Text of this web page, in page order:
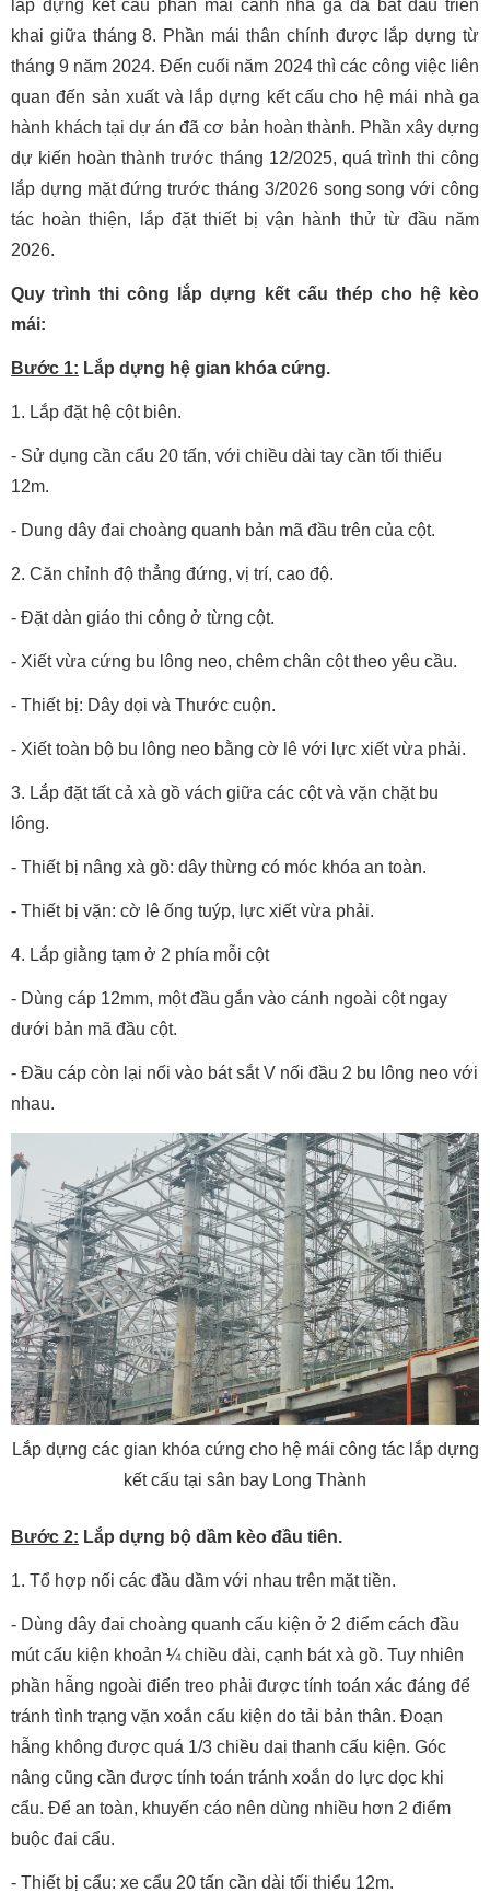
lắp dựng kết cấu phần mái cánh nhà ga đã bắt đầu triển
khai giữa tháng 8. Phần mái thân chính được lắp dựng từ
tháng 9 năm 2024. Đến cuối năm 2024 thì các công việc liên
quan đến sản xuất và lắp dựng kết cấu cho hệ mái nhà ga
hành khách tại dự án đã cơ bản hoàn thành. Phần xây dựng
dự kiến hoàn thành trước tháng 12/2025, quá trình thi công
lắp dựng mặt đứng trước tháng 3/2026 song song với công
tác hoàn thiện, lắp đặt thiết bị vận hành thử từ đầu năm
2026.
Quy trình thi công lắp dựng kết cấu thép cho hệ kèo
mái:
Bước 1: Lắp dựng hệ gian khóa cứng.
1. Lắp đặt hệ cột biên.
- Sử dụng cần cẩu 20 tấn, với chiều dài tay cần tối thiểu
12m.
- Dung dây đai choàng quanh bản mã đầu trên của cột.
2. Căn chỉnh độ thẳng đứng, vị trí, cao độ.
- Đặt dàn giáo thi công ở từng cột.
- Xiết vừa cứng bu lông neo, chêm chân cột theo yêu cầu.
- Thiết bị: Dây dọi và Thước cuộn.
- Xiết toàn bộ bu lông neo bằng cờ lê với lực xiết vừa phải.
3. Lắp đặt tất cả xà gồ vách giữa các cột và vặn chặt bu
lông.
- Thiết bị nâng xà gồ: dây thừng có móc khóa an toàn.
- Thiết bị vặn: cờ lê ống tuýp, lực xiết vừa phải.
4. Lắp giằng tạm ở 2 phía mỗi cột
- Dùng cáp 12mm, một đầu gắn vào cánh ngoài cột ngay
dưới bản mã đầu cột.
- Đầu cáp còn lại nối vào bát sắt V nối đầu 2 bu lông neo với
nhau.
Lắp dựng các gian khóa cứng cho hệ mái công tác lắp dựng
kết cấu tại sân bay Long Thành
Bước 2: Lắp dựng bộ dầm kèo đầu tiên.
1. Tổ hợp nối các đầu dầm với nhau trên mặt tiền.
- Dùng dây đai choàng quanh cấu kiện ở 2 điểm cách đầu
mút cấu kiện khoản ¼ chiều dài, cạnh bát xà gồ. Tuy nhiên
phần hẫng ngoài điển treo phải được tính toán xác đáng để
tránh tình trạng vặn xoắn cấu kiện do tải bản thân. Đoạn
hẫng không được quá 1/3 chiều dai thanh cấu kiện. Góc
nâng cũng cần được tính toán tránh xoắn do lực dọc khi
cẩu. Để an toàn, khuyến cáo nên dùng nhiều hơn 2 điểm
buộc đai cẩu.
- Thiết bị cẩu: xe cẩu 20 tấn cần dài tối thiểu 12m.